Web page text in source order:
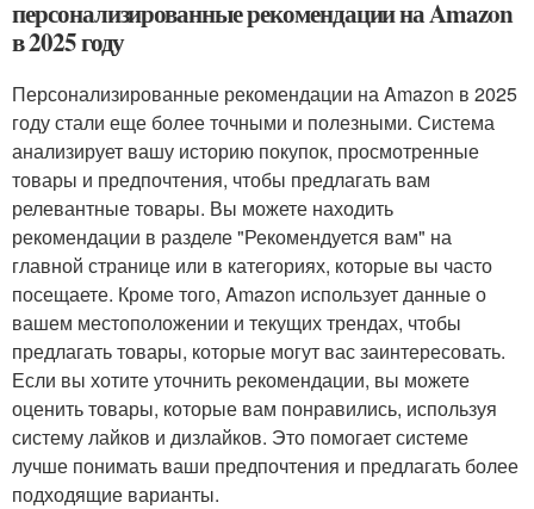
персонализированные рекомендации на Amazon
в 2025 году
Персонализированные рекомендации на Amazon в 2025
году стали еще более точными и полезными. Система
анализирует вашу историю покупок, просмотренные
товары и предпочтения, чтобы предлагать вам
релевантные товары. Вы можете находить
рекомендации в разделе "Рекомендуется вам" на
главной странице или в категориях, которые вы часто
посещаете. Кроме того, Amazon использует данные о
вашем местоположении и текущих трендах, чтобы
предлагать товары, которые могут вас заинтересовать.
Если вы хотите уточнить рекомендации, вы можете
оценить товары, которые вам понравились, используя
систему лайков и дизлайков. Это помогает системе
лучше понимать ваши предпочтения и предлагать более
подходящие варианты.